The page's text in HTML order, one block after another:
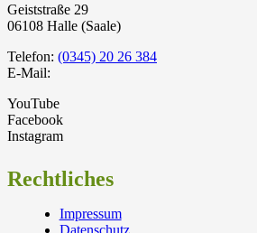
Geiststraße 29
06108 Halle (Saale)
Telefon: (0345) 20 26 384
E-Mail:
YouTube
Facebook
Instagram
Rechtliches
Impressum
Datenschutz